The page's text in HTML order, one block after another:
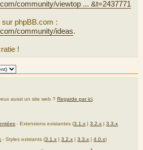
community/viewtop ... &t=2437771
sur phpBB.com :
community/ideas.
!
aussi un site web ? Regarde par ici
-Extensions existantes (3.1.x |3.2.x |3.3.x
- Styles existants (3.1.x |3.2.x |3.3.x |4.0.x)